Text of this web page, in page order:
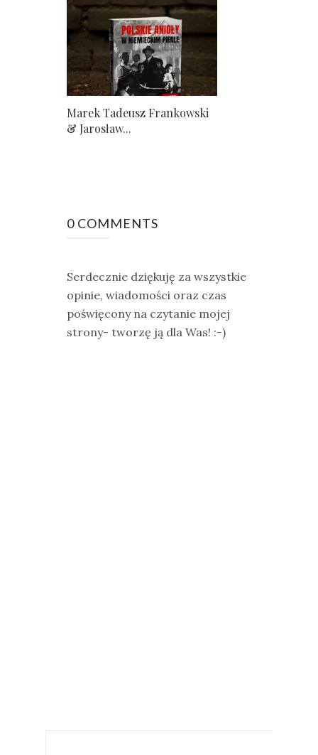
Marek Tadeusz Frankowski
& Jarosław...
0 COMMENTS
Serdecznie dziękuję za wszystkie
opinie, wiadomości oraz czas
poświęcony na czytanie mojej
strony- tworzę ją dla Was! :-)